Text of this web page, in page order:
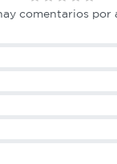
comentarios por